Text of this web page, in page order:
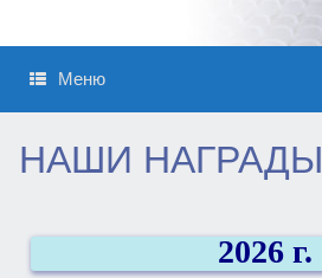
Меню
НАШИ НАГРАДЫ
2026 г.